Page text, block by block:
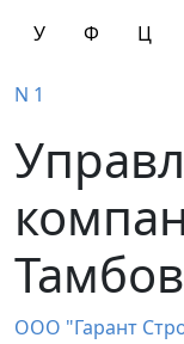
У
Ф Ц
N 1
OOO "Гарант